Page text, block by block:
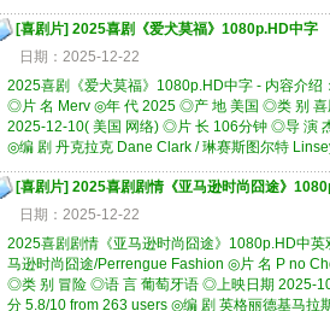
[喜剧片] 2025喜剧《爱犬莫福》1080p.HD中字
日期：2025-12-22
2025喜剧《爱犬莫福》1080p.HD中字 - 内容介
◎片 名 Merv ◎年 代 2025 ◎产 地 美国 ◎类 别
2025-12-10( 美国 网络) ◎片 长 106分钟 ◎导 演
◎编 剧 丹克拉克 Dane Clark / 琳赛斯图尔特
[喜剧片] 2025喜剧剧情《亚马逊时尚囧途》
日期：2025-12-22
2025喜剧剧情《亚马逊时尚囧途》1080p.HD中
马逊时尚囧途/Perrengue Fashion ◎片 名 P no
◎类 别 冒险 ◎语 言 葡萄牙语 ◎上映日期 2025-
分 5.8/10 from 263 users ◎编 剧 英格丽德基马拉